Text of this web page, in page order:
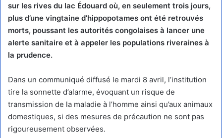
sur les rives du lac Édouard où, en seulement trois jours,
plus d’une vingtaine d’hippopotames ont été retrouvés
morts, poussant les autorités congolaises à lancer une
alerte sanitaire et à appeler les populations riveraines à
la prudence.
Dans un communiqué diffusé le mardi 8 avril, l’institution
tire la sonnette d’alarme, évoquant un risque de
transmission de la maladie à l’homme ainsi qu’aux animaux
domestiques, si des mesures de précaution ne sont pas
rigoureusement observées.